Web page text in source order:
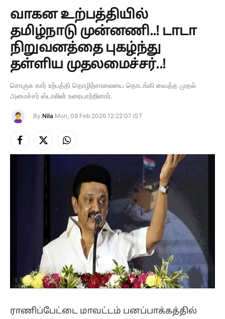
வாகன உற்பத்தியில்
தமிழ்நாடு முன்னணி..! டாடா
நிறுவனத்தை புகழ்ந்து
தள்ளிய முதலமைச்சர்..!
சொகுசு கார் உற்பத்தி தொழிற்சாலையை தொடங்கி வைத்த முதல்
அமைச்சர் ஸ்டாலின் உரையாற்றினார்.
By Nila Mon, 09 Feb 2026 12:22:07 IST
Facebook
X
(Twitter)
Instagram
ராணிப்பேட்டை மாவட்டம் பனப்பாக்கத்தில்